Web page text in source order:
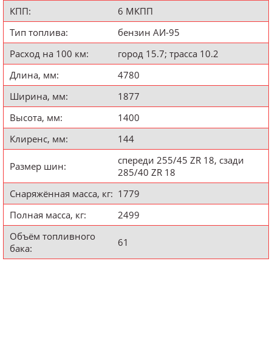
КПП:
6 МКПП
Тип топлива:
бензин АИ-95
Расход на 100 км:
город 15.7; трасса 10.2
Длина, мм:
4780
Ширина, мм:
1877
Высота, мм:
1400
Клиренс, мм:
144
Размер шин:
спереди 255/45 ZR 18, сзади
285/40 ZR 18
Снаряжённая масса, кг: 1779
Полная масса, кг:
2499
Объём топливного
бака:
61